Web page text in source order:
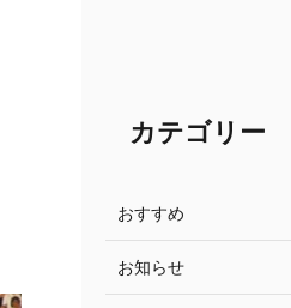
カテゴリー
おすすめ
お知らせ